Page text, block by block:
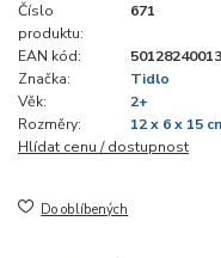
Číslo
produktu:
671
EAN kód:
Značka:
Tidlo
Věk:
2+
Rozměry:
12 x 6 x 15
Hlídat cenu / dostupnost
Do oblíbených